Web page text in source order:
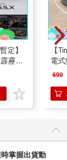
定】
靂車
【
電
690
掌握出貨動